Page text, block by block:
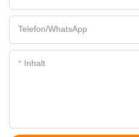
Telefon/WhatsApp
Inhalt